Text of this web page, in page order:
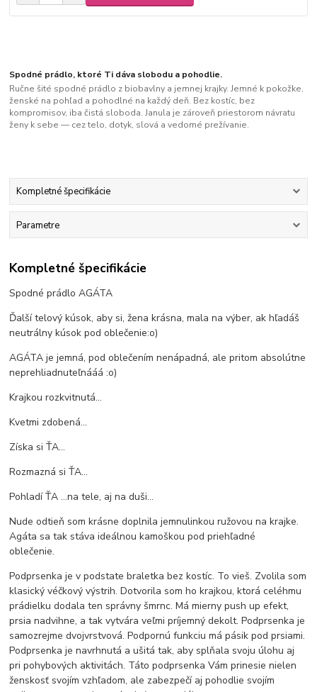
Spodné prádlo, ktoré Ti dáva slobodu a pohodlie.
Ručne šité spodné prádlo z biobavlny a jemnej krajky. Jemné k pokožke,
ženské na pohľad a pohodlné na každý deň. Bez kostíc, bez
kompromisov, iba čistá sloboda. Janula je zároveň priestorom návratu
ženy k sebe — cez telo, dotyk, slová a vedomé prežívanie.
Kompletné špecifikácie
Parametre
Kompletné špecifikácie
Spodné prádlo AGÁTA
Ďalší telový kúsok, aby si, žena krásna, mala na výber, ak hľadáš
neutrálny kúsok pod oblečenie:o)
AGÁTA je jemná, pod oblečením nenápadná, ale pritom absolútne
neprehliadnuteľnááá :o)
Krajkou rozkvitnutá...
Kvetmi zdobená...
Získa si ŤA...
Rozmazná si ŤA...
Pohladí ŤA ...na tele, aj na duši...
Nude odtieň som krásne doplnila jemnulinkou ružovou na krajke.
Agáta sa tak stáva ideálnou kamoškou pod priehľadné
oblečenie.
Podprsenka je v podstate braletka bez kostíc. To vieš. Zvolila som
klasický véčkový výstrih. Dotvorila som ho krajkou, ktorá celéhmu
prádielku dodala ten správny šmrnc. Má mierny push up efekt,
prsia nadvihne, a tak vytvára veľmi príjemný dekolt. Podprsenka je
samozrejme dvojvrstvová. Podpornú funkciu má pásik pod prsiami.
Podprsenka je navrhnutá a ušitá tak, aby splňala svoju úlohu aj
pri pohybových aktivitách. Táto podprsenka Vám prinesie nielen
ženskosť svojím vzhľadom, ale zabezpečí aj pohodlie svojím